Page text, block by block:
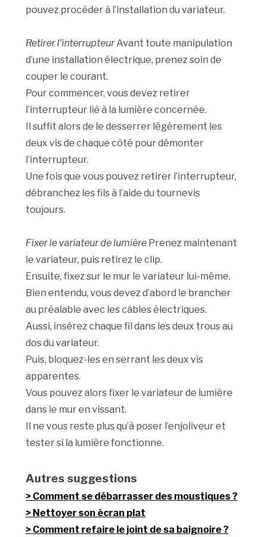
pouvez procéder à l’installation du variateur.
Retirer l’interrupteurAvant toute manipulation
d’une installation électrique, prenez soin de
couper le courant.
Pour commencer, vous devez retirer
l’interrupteur lié à la lumière concernée.
Il suffit alors de le desserrer légèrement les
deux vis de chaque côté pour démonter
l’interrupteur.
Une fois que vous pouvez retirer l’interrupteur,
débranchez les fils à l’aide du tournevis
toujours.
Fixer le variateur de lumière Prenez maintenant
le variateur, puis retirez le clip.
Ensuite, fixez sur le mur le variateur lui-même.
Bien entendu, vous devez d’abord le brancher
au préalable avec les câbles électriques.
Aussi, insérez chaque fil dans les deux trous au
dos du variateur.
Puis, bloquez-les en serrant les deux vis
apparentes.
Vous pouvez alors fixer le variateur de lumière
dans le mur en vissant.
Il ne vous reste plus qu’à poser l’enjoliveur et
tester si la lumière fonctionne.
Autres suggestions
Comment se débarrasser des moustiques ?
Nettoyer son écran plat
Comment refaire le joint de sa baignoire ?